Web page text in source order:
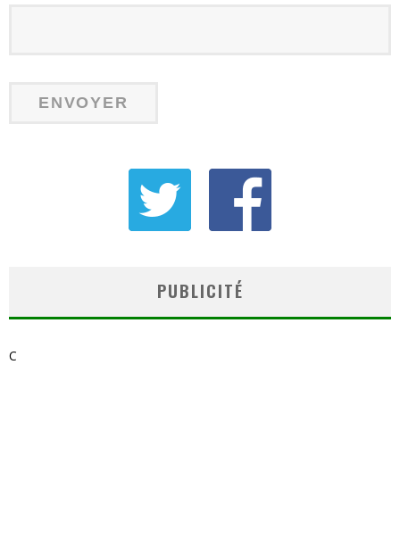
PUBLICITÉ
C